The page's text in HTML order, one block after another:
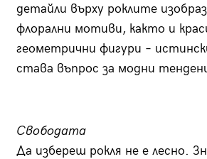
детайли върху роклите
флорални мотиви, както и
геометрични фигури –
става въпрос за модни
Свободата
Да избереш рокля не е лесно.